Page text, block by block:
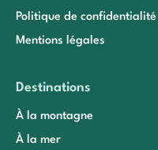
Politique de confidentialité
Mentions légales
Destinations
À la montagne
À la mer